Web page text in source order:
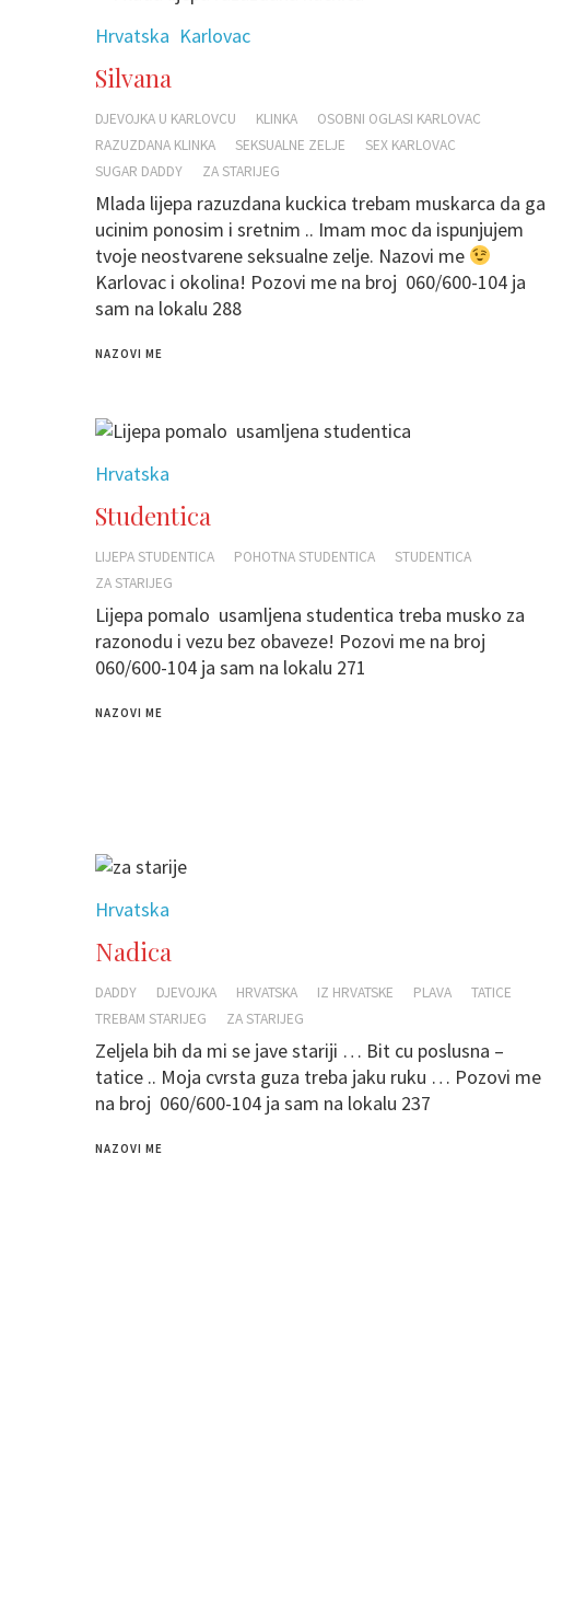
Hrvatska Karlovac
Silvana
DJEVOJKA U KARLOVCU KLINKA
OSOBNI OGLASI KARLOVAC
RAZUZDANA KLINKA
SEKSUALNE ZELJE
SEX KARLOVAC
SUGAR DADDY
ZA STARIJEG
Mlada lijepa razuzdana kuckica trebam muskarca da ga
ucinim ponosim i sretnim .. Imam moc da ispunjujem
tvoje neostvarene seksualne zelje. Nazovi me
Karlovac i okolina! Pozovi me na broj 060/600-104 ja
sam na lokalu 288
NAZOVI ME
Hrvatska
Studentica
LIJEPA STUDENTICA POHOTNA STUDENTICA
STUDENTICA
ZA STARIJEG
Lijepa pomalo usamljena studentica treba musko za
razonodu i vezu bez obaveze! Pozovi me na broj
060/600-104 ja sam na lokalu 271
NAZOVI ME
Hrvatska
Nadica
DADDY DJEVOJKA HRVATSKA IZ HRVATSKE PLAVA
TATICE
TREBAM STARIJEG
ZA STARIJEG
Zeljela bih da mi se jave stariji … Bit cu poslusna –
tatice .. Moja cvrsta guza treba jaku ruku … Pozovi me
na broj 060/600-104 ja sam na lokalu 237
NAZOVI ME